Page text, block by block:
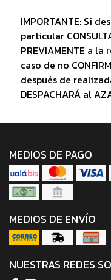
IMPORTANTE: Si
particular
PREVIAMENTE a
caso de no
después de
DESPACHARÁ al
MEDIOS DE PAGO
MEDIOS DE ENVÍO
NUESTRAS REDES